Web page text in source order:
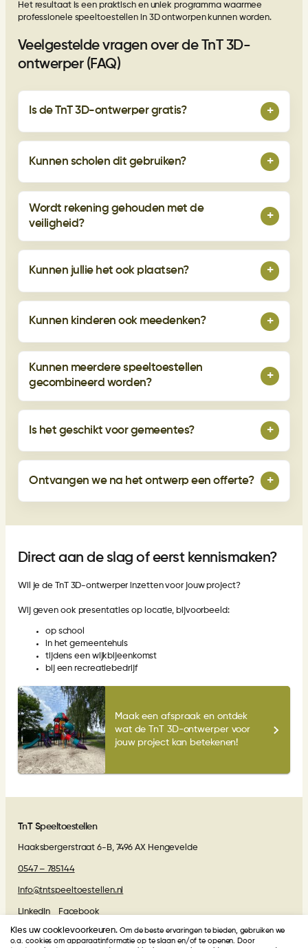
Het resultaat is een praktisch en uniek programma waarmee
professionele speeltoestellen in 3D ontworpen kunnen worden.
Veelgestelde vragen over de TnT 3D-
ontwerper (FAQ)
Is de TnT 3D-ontwerper gratis? +
Kunnen scholen dit gebruiken? +
Wordt rekening gehouden met de
veiligheid?
+
Kunnen jullie het ook plaatsen? +
Kunnen kinderen ook meedenken? +
Kunnen meerdere speeltoestellen
gecombineerd worden?
+
Is het geschikt voor gemeentes? +
Ontvangen we na het ontwerp een offerte? +
Direct aan de slag of eerst kennismaken?
Wil je de TnT 3D-ontwerper inzetten voor jouw project?
Wij geven ook presentaties op locatie, bijvoorbeeld:
op school
in het gemeentehuis
tijdens een wijkbijeenkomst
bij een recreatiebedrijf
Maak een afspraak en ontdek
wat de TnT 3D-ontwerper voor
jouw project kan betekenen!
TnT Speeltoestellen
Haaksbergerstraat 6-B, 7496 AX Hengevelde
0547 – 785144
info@tntspeeltoestellen.nl
LinkedIn Facebook
Algemene voorwaarden
Kies uw cookievoorkeuren. Om de beste ervaringen te bieden, gebruiken we
o.a. cookies om apparaatinformatie op te slaan en/of te openen. Door